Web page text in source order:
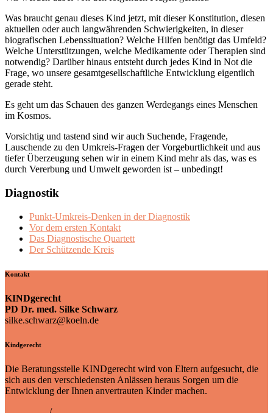
Was braucht genau dieses Kind jetzt, mit dieser Konstitution, diesen
aktuellen oder auch langwährenden Schwierigkeiten, in dieser
biografischen Lebenssituation? Welche Hilfen benötigt das Umfeld?
Welche Unterstützungen, welche Medikamente oder Therapien sind
notwendig? Darüber hinaus entsteht durch jedes Kind in Not die
Frage, wo unsere gesamtgesellschaftliche Entwicklung eigentlich
gerade steht.
Es geht um das Schauen des ganzen Werdegangs eines Menschen
im Kosmos.
Vorsichtig und tastend sind wir auch Suchende, Fragende,
Lauschende zu den Umkreis-Fragen der Vorgeburtlichkeit und aus
tiefer Überzeugung sehen wir in einem Kind mehr als das, was es
durch Vererbung und Umwelt geworden ist – unbedingt!
Diagnostik
Punkt-Umkreis-Denken in der Diagnostik
Vor dem ersten Kontakt
Das Diagnostische Quartett
Der Schützende Kreis
Kontakt
KINDgerecht
PD Dr. med. Silke Schwarz
silke.schwarz@koeln.de
Kindgerecht
Die Beratungsstelle KINDgerecht wird von Eltern aufgesucht, die
sich aus den verschiedensten Anlässen heraus Sorgen um die
Entwicklung der Ihnen anvertrauten Kinder machen.